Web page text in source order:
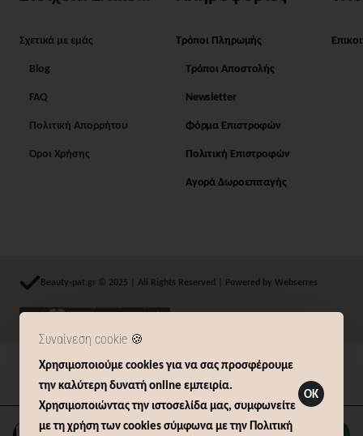
Συναίνεση cookie 🍪
Χρησιμοποιούμε cookies για να σας προσφέρουμε
την καλύτερη δυνατή online εμπειρία.
Χρησιμοποιώντας την ιστοσελίδα μας, συμφωνείτε
με τη χρήση των cookies σύμφωνα με την Πολιτική
OK
Σχετικά με εμάς
Blog
FAQ
Πολιτική Απορρήτου
Όροι Χρήσης
Τρόποι Πληρωμής
Τρόποι Αποστολής
Newsletter
Φόρμα Επιστροφών
Πολιτική Επιστροφών
Αγορά Δωροεπιταγής
Beauty-pat.gr © 2025 | All Rights Reserved | Powered by Webserres
Δήλωση Υπαναχώρησης (14 ημερών)